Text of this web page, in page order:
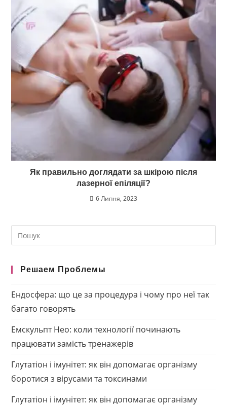
Як правильно доглядати за шкірою після
лазерної епіляції?
6 Липня, 2023
Search
this
Решаем Проблемы
Ендосфера: що це за процедура і чому про неї так
багато говорять
Емскульпт Нео: коли технології починають
працювати замість тренажерів
Глутатіон і імунітет: як він допомагає організму
боротися з вірусами та токсинами
Глутатіон і імунітет: як він допомагає організму